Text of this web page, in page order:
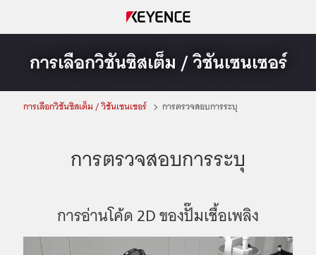
การเลือกวิชันซิสเต็ม / วิชันเซนเซอร์
การเลือกวิชันซิสเต็ม / วิชันเซนเซอร์ การตรวจสอบการระบุ
การตรวจสอบการระบุ
การอ่านโค้ด 2D ของปั๊มเชื้อเพลิง